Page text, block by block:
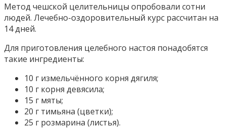
Метод чешской целительницы опробовали сотни
людей. Лечебно-оздоровительный курс рассчитан на
14 дней.
Для приготовления целебного настоя понадобятся
такие ингредиенты:
10 г измельчённого корня дягиля;
10 г корня девясила;
15 г мяты;
20 г тимьяна (цветки);
25 г розмарина (листья).